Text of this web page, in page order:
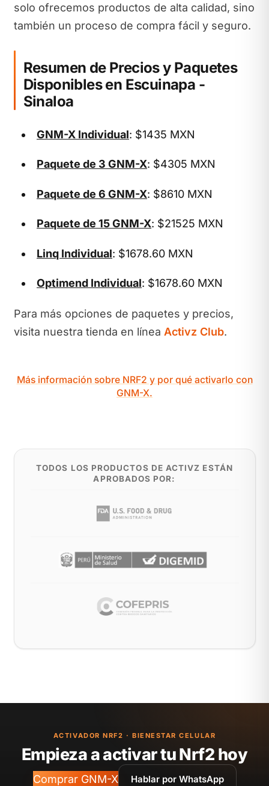
solo ofrecemos productos de alta calidad, sino
también un proceso de compra fácil y seguro.
Resumen de Precios y Paquetes
Disponibles en Escuinapa -
Sinaloa
GNM-X Individual: $1435 MXN
Paquete de 3 GNM-X: $4305 MXN
Paquete de 6 GNM-X: $8610 MXN
Paquete de 15 GNM-X: $21525 MXN
Linq Individual: $1678.60 MXN
Optimend Individual: $1678.60 MXN
Para más opciones de paquetes y precios,
visita nuestra tienda en línea Activz Club.
Más información sobre NRF2 y por qué activarlo con
GNM-X.
TODOS LOS PRODUCTOS DE ACTIVZ ESTÁN
APROBADOS POR:
ACTIVADOR NRF2 · BIENESTAR CELULAR
Empieza a activar tu Nrf2 hoy
Comprar GNM-X Hablar por WhatsApp